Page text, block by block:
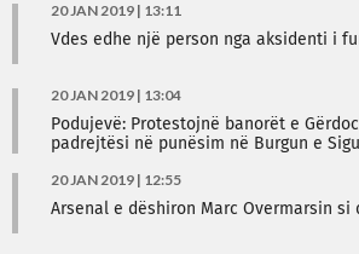
20 JAN 2019 | 13:11
Vdes edhe një person nga aksidenti i
20 JAN 2019 | 13:04
Podujevë: Protestojnë banorët e
padrejtësi në punësim në Burgun e
20 JAN 2019 | 12:55
Arsenal e dëshiron Marc Overmarsin si